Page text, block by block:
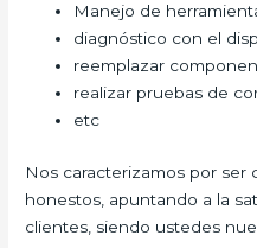
Manejo de
diagnóstico con el
reemplazar
realizar pruebas de
etc
Nos caracterizamos por ser
honestos, apuntando a la
clientes, siendo ustedes